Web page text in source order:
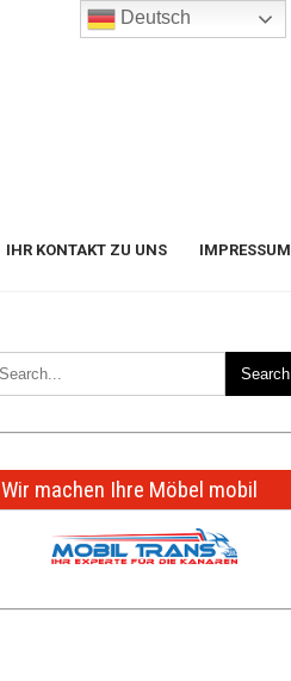
IHR KONTAKT ZU UNS IMPRESSUM
Wir machen Ihre Möbel mobil
Deutsch